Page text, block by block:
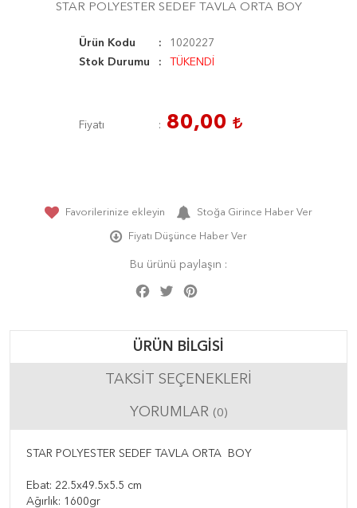
STAR POLYESTER SEDEF TAVLA ORTA BOY
Ürün Kodu
1020227
Stok Durumu
TÜKENDİ
Fiyatı 80,00
Favorilerinize ekleyin Stoğa Girince Haber Ver
Fiyatı Düşünce Haber Ver
Bu ürünü paylaşın :
Facebook
Twitter
ÜRÜN BILGISI
TAKSIT SEÇENEKLERI
YORUMLAR (0)
STAR POLYESTER SEDEF TAVLA ORTA BOY
Ebat: 22.5x49.5x5.5 cm
Ağırlık: 1600gr